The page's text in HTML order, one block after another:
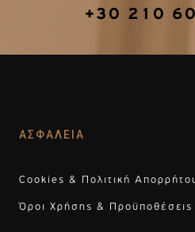
+30 210
ΑΣΦΑΛΕΙΑ
Cookies & Πολιτική
Όροι Χρήσης & Προϋποθέσεις